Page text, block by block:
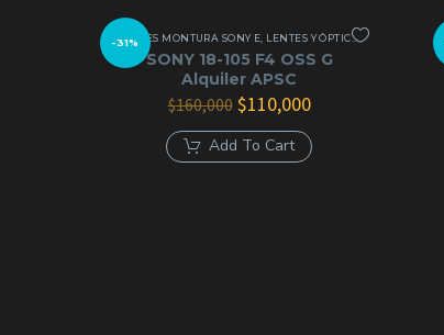
-31%
LENTES MONTURA SONY E, LENTES Y ÓPTICAS
SONY 18-105 F4 OSS G
Alquiler APSC
$160,000 El
precio
original
era:
$110,000El
actual
es:
Add To Cart